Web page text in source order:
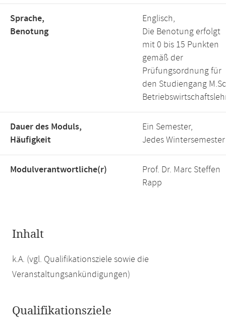
Sprache,
Benotung
Englisch,
Die Benotung erfolgt
mit 0 bis 15 Punkten
gemäß der
Prüfungsordnung für
den Studiengang
Dauer des Moduls,
Häufigkeit
Ein Semester,
Jedes Wintersemester
Modulverantwortliche(r)
Prof. Dr. Marc Steffen
Rapp
Inhalt
k.A. (vgl. Qualifikationsziele sowie die
Veranstaltungsankündigungen)
Qualifikationsziele